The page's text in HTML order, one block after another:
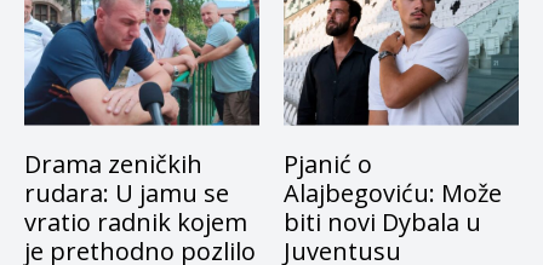
Drama zeničkih
rudara: U jamu se
vratio radnik kojem
je prethodno pozlilo
Pjanić o
Alajbegoviću: Može
biti novi Dybala u
Juventusu